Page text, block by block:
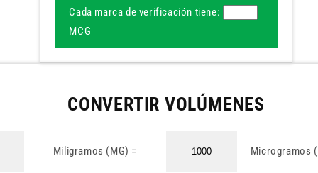
Cada marca de verificación tiene:
MCG
CONVERTIR VOLÚMENES
Miligramos (MG) = Microgramos